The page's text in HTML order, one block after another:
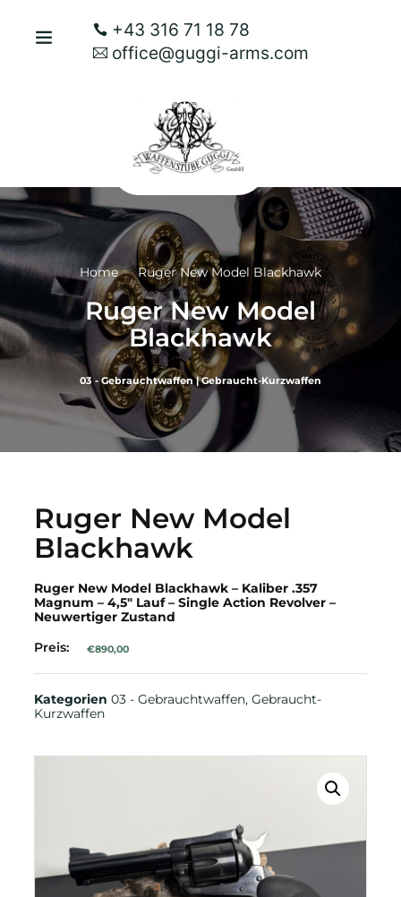
+43 316 71 18 78
office@guggi-arms.com
Home Ruger New Model Blackhawk
Ruger New Model
Blackhawk
03 - Gebrauchtwaffen|Gebraucht-Kurzwaffen
Ruger New Model
Blackhawk
Ruger New Model Blackhawk – Kaliber .357
Magnum – 4,5″ Lauf – Single Action Revolver –
Neuwertiger Zustand
Preis:
€890,00
Kategorien03 - Gebrauchtwaffen,Gebraucht-
Kurzwaffen